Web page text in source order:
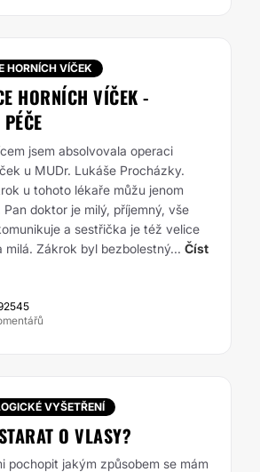
HORNÍCH VÍČEK
HORNÍCH VÍČEK -
jsem absolvovala operaci
u MUDr. Lukáše Procházky.
u tohoto lékaře můžu jenom
doktor je milý, příjemný, vše
a sestřička je též velice
milá. Zákrok byl bezbolestný... Číst
VYŠETŘENÍ
O VLASY?
pochopit jakým způsobem se mám